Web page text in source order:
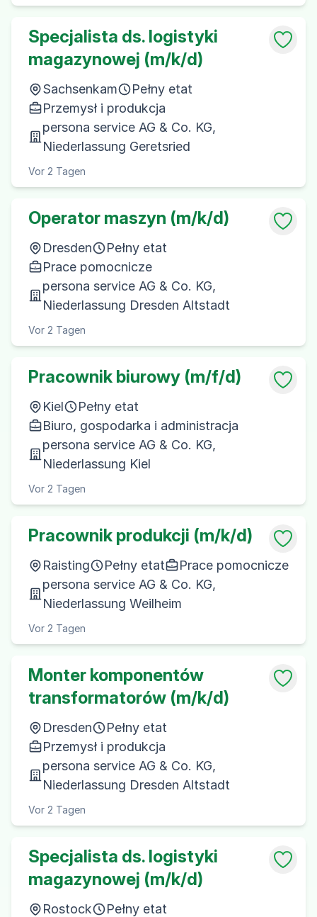
Specjalista ds. logistyki
magazynowej (m/k/d)
Sachsenkam
Pełny etat
Przemysł i produkcja
persona service AG & Co. KG,
Niederlassung Geretsried
Vor 2 Tagen
Operator maszyn (m/k/d)
Dresden
Pełny etat
Prace pomocnicze
persona service AG & Co. KG,
Niederlassung Dresden Altstadt
Vor 2 Tagen
Pracownik biurowy (m/f/d)
Kiel
Pełny etat
Biuro, gospodarka i administracja
persona service AG & Co. KG,
Niederlassung Kiel
Vor 2 Tagen
Pracownik produkcji (m/k/d)
Raisting Pełny etat
Prace pomocnicze
persona service AG & Co. KG,
Niederlassung Weilheim
Vor 2 Tagen
Monter komponentów
transformatorów (m/k/d)
Dresden
Pełny etat
Przemysł i produkcja
persona service AG & Co. KG,
Niederlassung Dresden Altstadt
Vor 2 Tagen
Specjalista ds. logistyki
magazynowej (m/k/d)
Rostock
Pełny etat